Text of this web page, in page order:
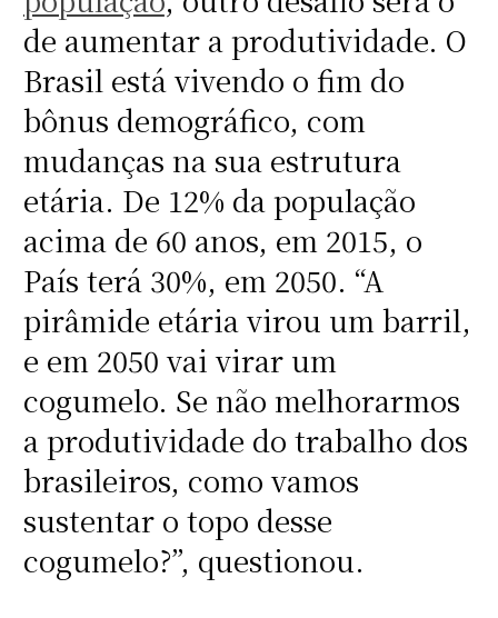
de aumentar a produtividade. O
Brasil está vivendo o fim do
bônus demográfico, com
mudanças na sua estrutura
etária. De 12% da população
acima de 60 anos, em 2015, o
País terá 30%, em 2050. “A
pirâmide etária virou um barril,
e em 2050 vai virar um
cogumelo. Se não melhorarmos
a produtividade do trabalho dos
brasileiros, como vamos
sustentar o topo desse
cogumelo?”, questionou.